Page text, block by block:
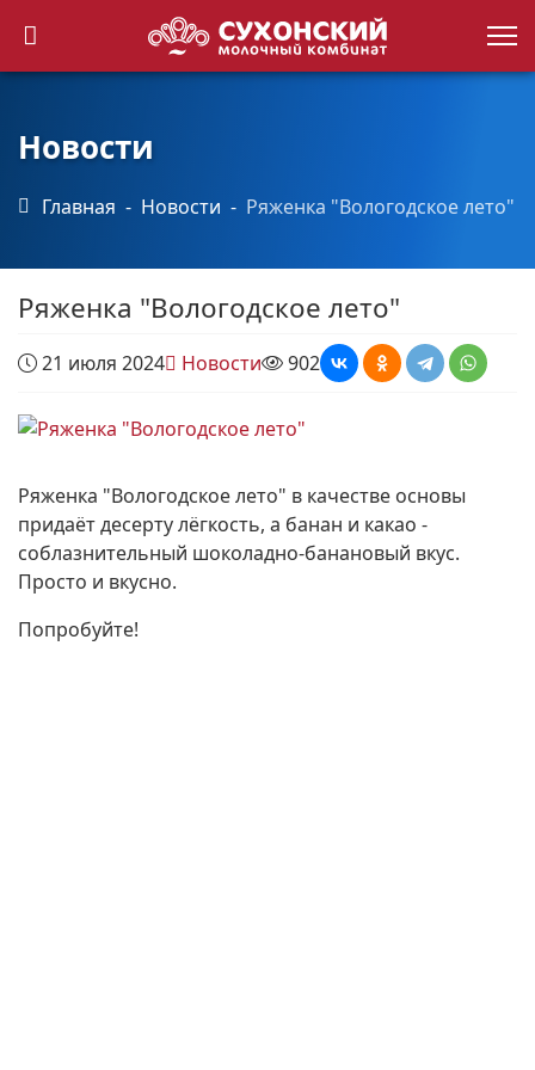
Каталог продукции
Точки продаж
Новости
Контакты
Новости
Главная Новости Ряженка "Вологодское лето"
Ряженка "Вологодское лето"
21 июля 2024 Новости 902
Ряженка "Вологодское лето" в качестве основы
придаёт десерту лёгкость, а банан и какао -
соблазнительный шоколадно-банановый вкус.
Просто и вкусно.
Попробуйте!